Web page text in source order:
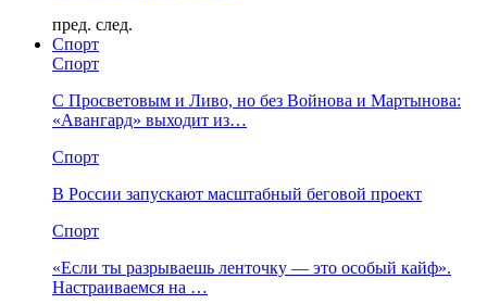
пред. след.
Спорт
Спорт
С Просветовым и Ливо, но без Войнова и Мартынова:
«Авангард» выходит из…
Спорт
В России запускают масштабный беговой проект
Спорт
«Если ты разрываешь ленточку — это особый кайф».
Настраиваемся на …